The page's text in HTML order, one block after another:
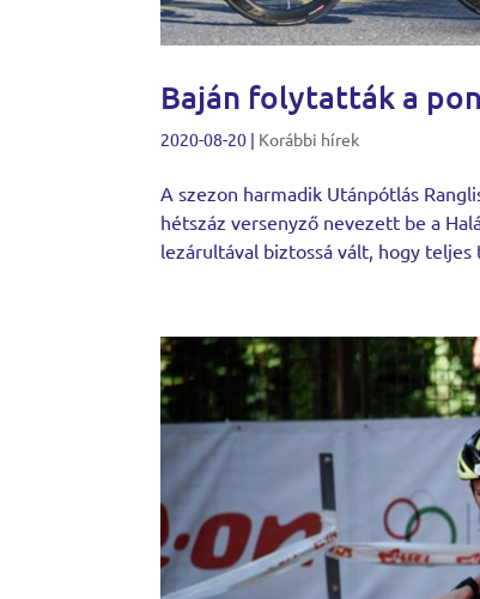
Baján folytatták a
2020-08-20 | Korábbi hírek
A szezon harmadik Utánpótlás
hétszáz versenyző nevezett be a
lezárultával biztossá vált, hogy teljes